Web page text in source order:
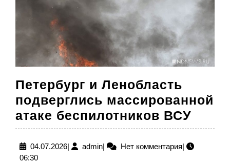
Петербург и Ленобласть
подверглись массированной
атаке беспилотников ВСУ
и
04.07.202604.07.2026
| adminadmin
| Нет комментария|
06:30